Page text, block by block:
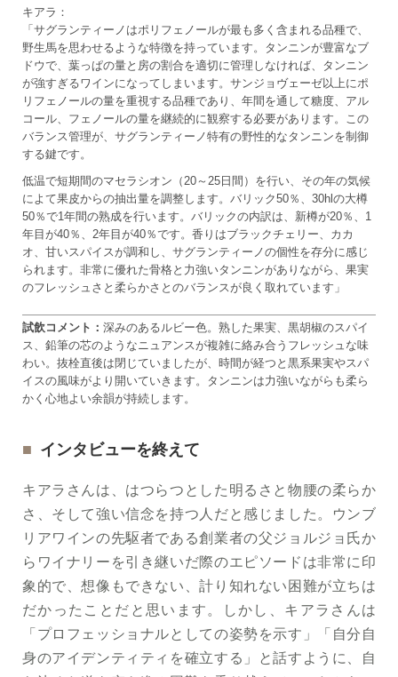
キアラ：
「サグランティーノはポリフェノールが最も多く含まれる品種で、
野生馬を思わせるような特徴を持っています。タンニンが豊富なブ
ドウで、葉っぱの量と房の割合を適切に管理しなければ、タンニン
が強すぎるワインになってしまいます。サンジョヴェーゼ以上にポ
リフェノールの量を重視する品種であり、年間を通して糖度、アル
コール、フェノールの量を継続的に観察する必要があります。この
バランス管理が、サグランティーノ特有の野性的なタンニンを制御
する鍵です。
低温で短期間のマセラシオン（20～25日間）を行い、その年の気候
によて果皮からの抽出量を調整します。バリック50％、30hlの大樽
50％で1年間の熟成を行います。バリックの内訳は、新樽が20％、1
年目が40％、2年目が40％です。香りはブラックチェリー、カカ
オ、甘いスパイスが調和し、サグランティーノの個性を存分に感じ
られます。非常に優れた骨格と力強いタンニンがありながら、果実
のフレッシュさと柔らかさとのバランスが良く取れています」
試飲コメント： 深みのあるルビー色。熟した果実、黒胡椒のスパイ
ス、鉛筆の芯のようなニュアンスが複雑に絡み合うフレッシュな味
わい。抜栓直後は閉じていましたが、時間が経つと黒系果実やスパ
イスの風味がより開いていきます。タンニンは力強いながらも柔ら
かく心地よい余韻が持続します。
インタビューを終えて
キアラさんは、はつらつとした明るさと物腰の柔らか
さ、そして強い信念を持つ人だと感じました。ウンブ
リアワインの先駆者である創業者の父ジョルジョ氏か
らワイナリーを引き継いだ際のエピソードは非常に印
象的で、想像もできない、計り知れない困難が立ちは
だかったことだと思います。しかし、キアラさんは
「プロフェッショナルとしての姿勢を示す」「自分自
身のアイデンティティを確立する」と話すように、自